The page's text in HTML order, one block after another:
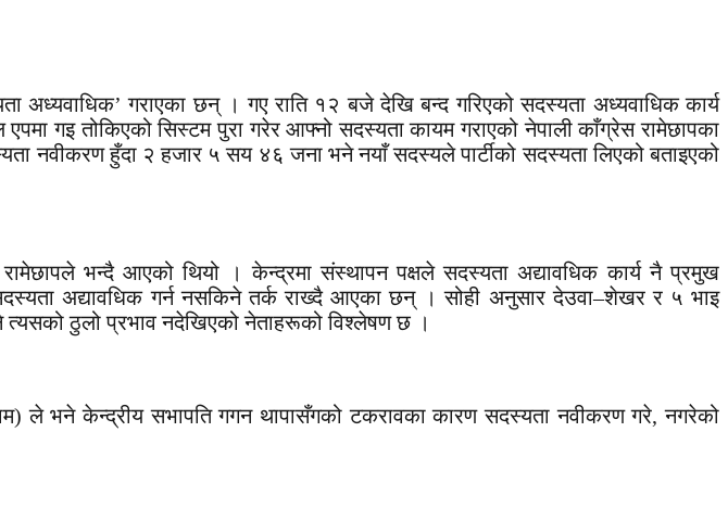
अध्यवाधिक’ गराएका छन् । गए राति १२ बजे देखि बन्द गरिएको सदस्यता अध्यवाधिक कार्य
गइ तोकिएको सिस्टम पुरा गरेर आफ्नो सदस्यता कायम गराएको नेपाली काँग्रेस रामेछापका
नवीकरण हुँदा २ हजार ५ सय ४६ जना भने नयाँ सदस्यले पार्टीको सदस्यता लिएको बताइएको
भन्दै आएको थियो । केन्द्रमा संस्थापन पक्षले सदस्यता अद्यावधिक कार्य नै प्रमुख
अद्यावधिक गर्न नसकिने तर्क राख्दै आएका छन् । सोही अनुसार देउवा–शेखर र ५ भाइ
ठुलो प्रभाव नदेखिएको नेताहरूको विश्लेषण छ ।
ले भने केन्द्रीय सभापति गगन थापासँगको टकरावका कारण सदस्यता नवीकरण गरे, नगरेको